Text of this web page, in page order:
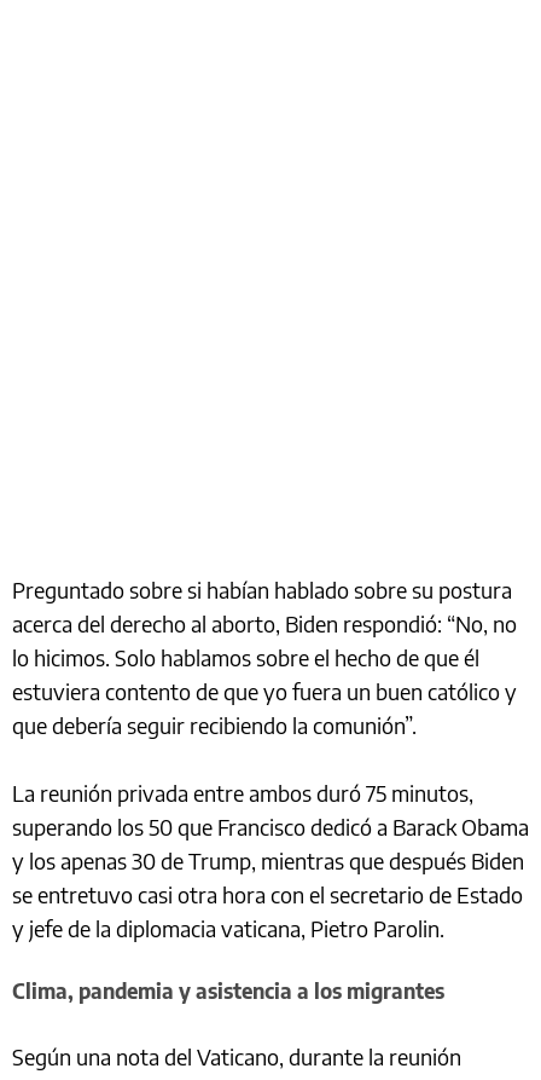
Preguntado sobre si habían hablado sobre su postura
acerca del derecho al aborto, Biden respondió: “No, no
lo hicimos. Solo hablamos sobre el hecho de que él
estuviera contento de que yo fuera un buen católico y
que debería seguir recibiendo la comunión”.
La reunión privada entre ambos duró 75 minutos,
superando los 50 que Francisco dedicó a Barack Obama
y los apenas 30 de Trump, mientras que después Biden
se entretuvo casi otra hora con el secretario de Estado
y jefe de la diplomacia vaticana, Pietro Parolin.
Clima, pandemia y asistencia a los migrantes
Según una nota del Vaticano, durante la reunión